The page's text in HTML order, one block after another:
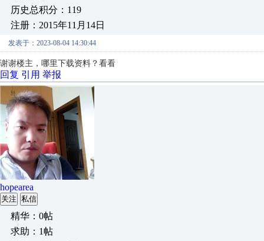
历史总积分：119
注册：2015年11月14日
发表于：2023-08-04 14:30:44
谢谢楼主，哪里下载资料？看看
回复 引用 举报
hopearea
关注 私信
精华：0帖
求助：1帖